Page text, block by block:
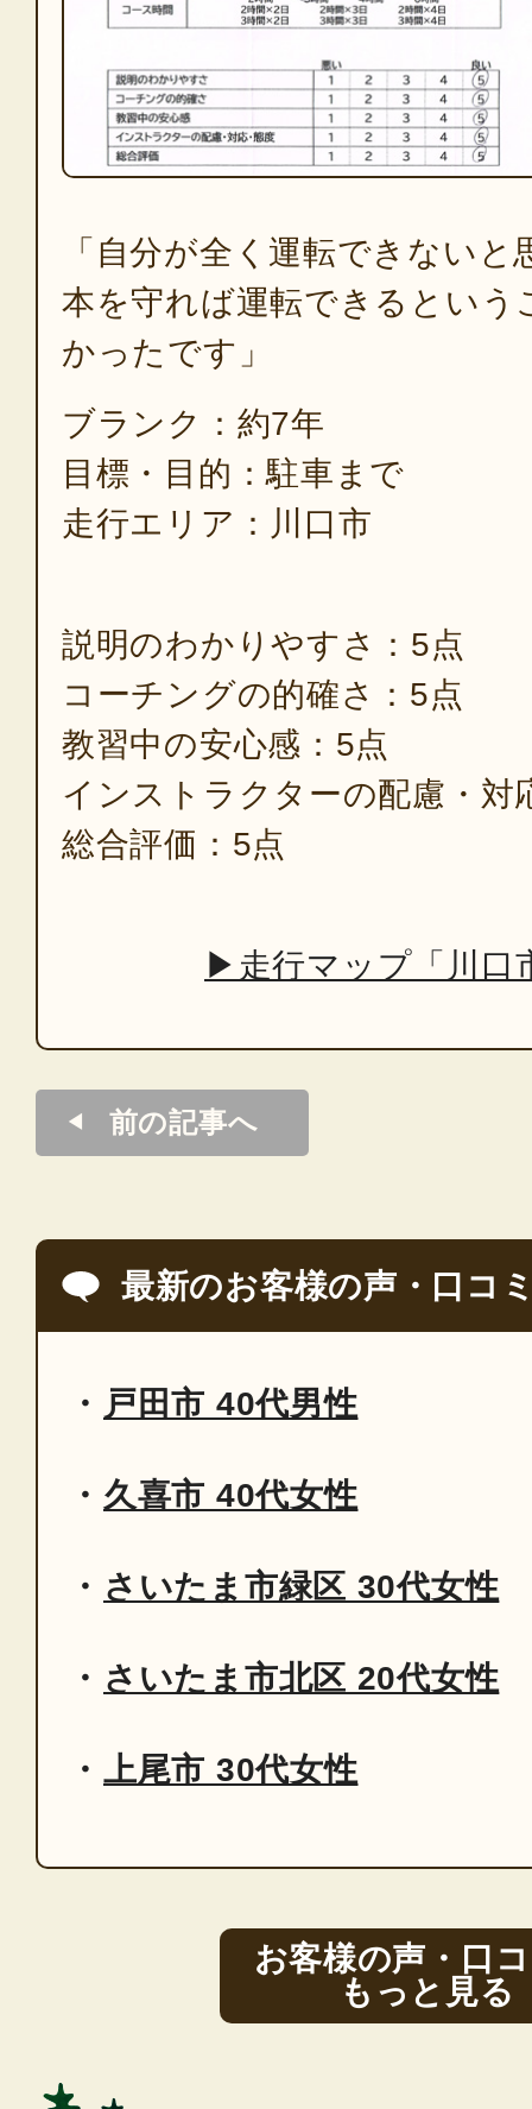
「自分が全く運転できない
本を守れば運転できるという
かったです」
ブランク：約7年
目標・目的：駐車まで
走行エリア：川口市
説明のわかりやすさ：5点
コーチングの的確さ：5点
教習中の安心感：5点
インストラクターの配慮・対
総合評価：5点
▶走行マップ「川口
前の記事へ
最新のお客様の声・口コ
戸田市 40代男性
久喜市 40代女性
さいたま市緑区 30代女性
さいたま市北区 20代女性
上尾市 30代女性
お客様の声・口
もっと見る